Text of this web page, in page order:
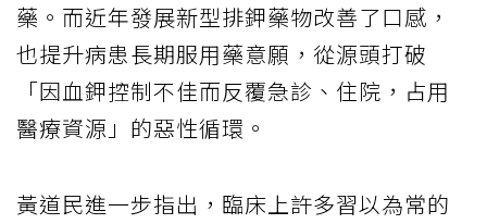
藥。而近年發展新型排鉀藥物改善了口感，
也提升病患長期服用藥意願，從源頭打破
「因血鉀控制不佳而反覆急診、住院，占用
醫療資源」的惡性循環。
黃道民進一步指出，臨床上許多習以為常的